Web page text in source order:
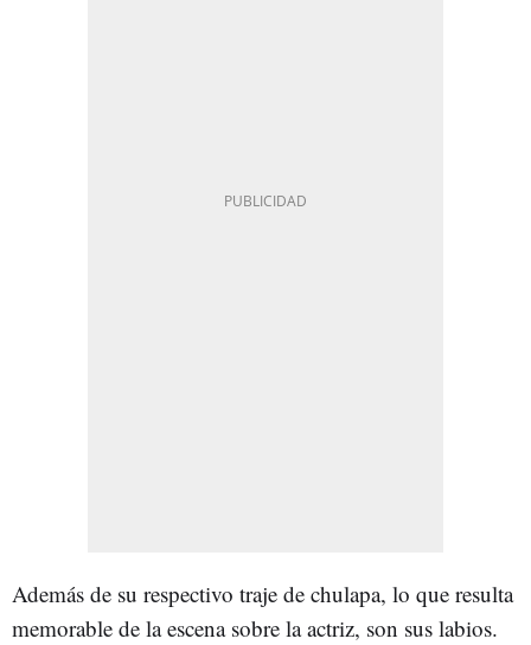
Además de su respectivo traje de chulapa, lo que resulta
memorable de la escena sobre la actriz, son sus labios.